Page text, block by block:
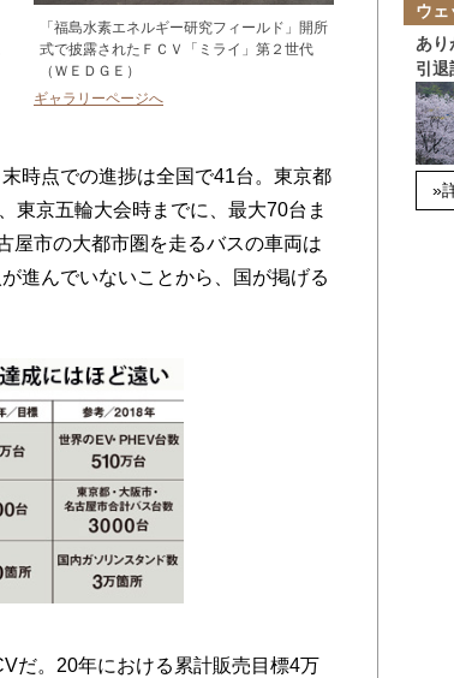
「福島水素エネルギー研究フィールド」開所
式で披露されたＦＣＶ「ミライ」第２世代
（ＷＥＤＧＥ）
ギャラリーページへ
時点での進捗は全国で41台。東京都
東京五輪大会時までに、最大70台ま
屋市の大都市圏を走るバスの車両は
進んでいないことから、国が掲げる
だ。20年における累計販売目標4万
ウェ
あ
引
»